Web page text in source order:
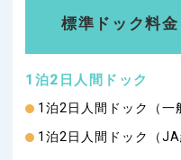
標準ドック料金
1泊2日人間ドック
1泊2日人間ドック（一
1泊2日人間ドック（